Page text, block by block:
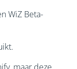
WiZ Beta-